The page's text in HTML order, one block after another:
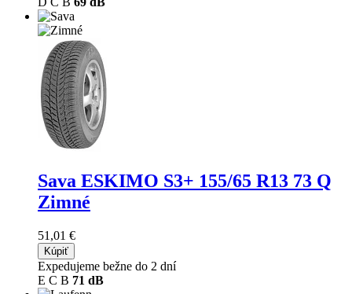
Sava ESKIMO S3+ 155/65 R13 73 Q
Zimné
51,01 €
Kúpiť
Expedujeme bežne do 2 dní
E C B 71 dB